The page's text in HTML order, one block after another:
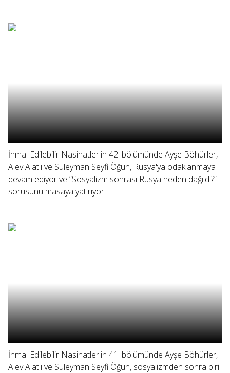
İhmal Edilebilir Nasihatler'in 42. bölümünde Ayşe Böhürler,
Alev Alatlı ve Süleyman Seyfi Öğün, Rusya'ya odaklanmaya
devam ediyor ve “Sosyalizm sonrası Rusya neden dağıldı?”
sorusunu masaya yatırıyor.
İhmal Edilebilir Nasihatler'in 41. bölümünde Ayşe Böhürler,
Alev Alatlı ve Süleyman Seyfi Öğün, sosyalizmden sonra biri